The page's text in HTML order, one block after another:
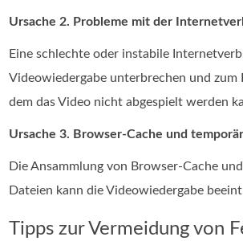
Ursache 2. Probleme mit der
Eine schlechte oder instabile
Videowiedergabe unterbrechen und zum
dem das Video nicht abgespielt werden
Ursache 3. Browser-Cache und
Die Ansammlung von Browser-Cache
Dateien kann die Videowiedergabe
Tipps zur Vermeidung von